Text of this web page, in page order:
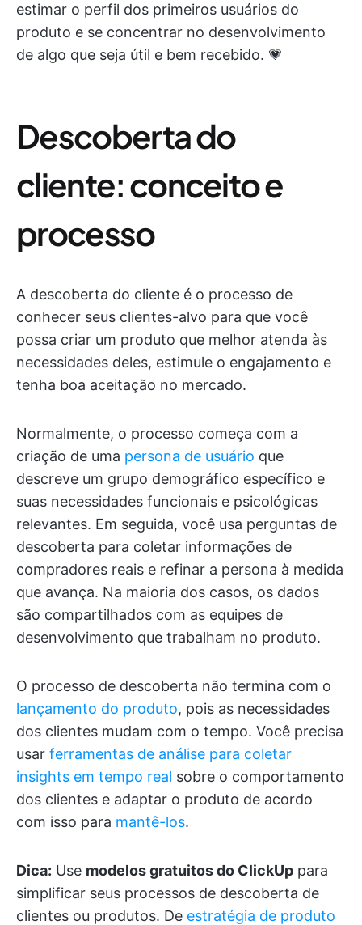
estimar o perfil dos primeiros usuários do
produto e se concentrar no desenvolvimento
de algo que seja útil e bem recebido. 💗
Descoberta do
cliente: conceito e
processo
A descoberta do cliente é o processo de
conhecer seus clientes-alvo para que você
possa criar um produto que melhor atenda às
necessidades deles, estimule o engajamento e
tenha boa aceitação no mercado.
Normalmente, o processo começa com a
criação de uma persona de usuário que
descreve um grupo demográfico específico e
suas necessidades funcionais e psicológicas
relevantes. Em seguida, você usa perguntas de
descoberta para coletar informações de
compradores reais e refinar a persona à medida
que avança. Na maioria dos casos, os dados
são compartilhados com as equipes de
desenvolvimento que trabalham no produto.
O processo de descoberta não termina com o
lançamento do produto, pois as necessidades
dos clientes mudam com o tempo. Você precisa
usar ferramentas de análise para coletar
insights em tempo real sobre o comportamento
dos clientes e adaptar o produto de acordo
com isso para mantê-los.
Dica: Use modelos gratuitos do ClickUp para
simplificar seus processos de descoberta de
clientes ou produtos. De estratégia de produto